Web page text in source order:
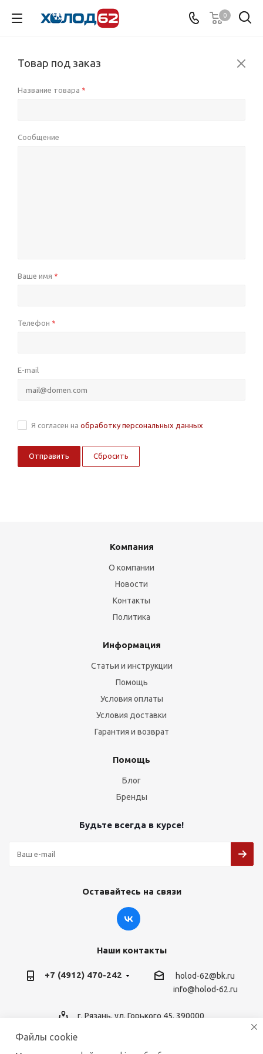
0
Товар под заказ
Название товара *
Сообщение
Ваше имя *
Телефон *
E-mail
Я согласен на обработку персональных данных
Сбросить
Компания
О компании
Новости
Контакты
Политика
Информация
Статьи и инструкции
Помощь
Условия оплаты
Условия доставки
Гарантия и возврат
Помощь
Блог
Бренды
Будьте всегда в курсе!
Оставайтесь на связи
Наши контакты
+7 (4912) 470-242
holod-62@bk.ru
info@holod-62.ru
г. Рязань, ул. Горького 45, 390000
Файлы cookie